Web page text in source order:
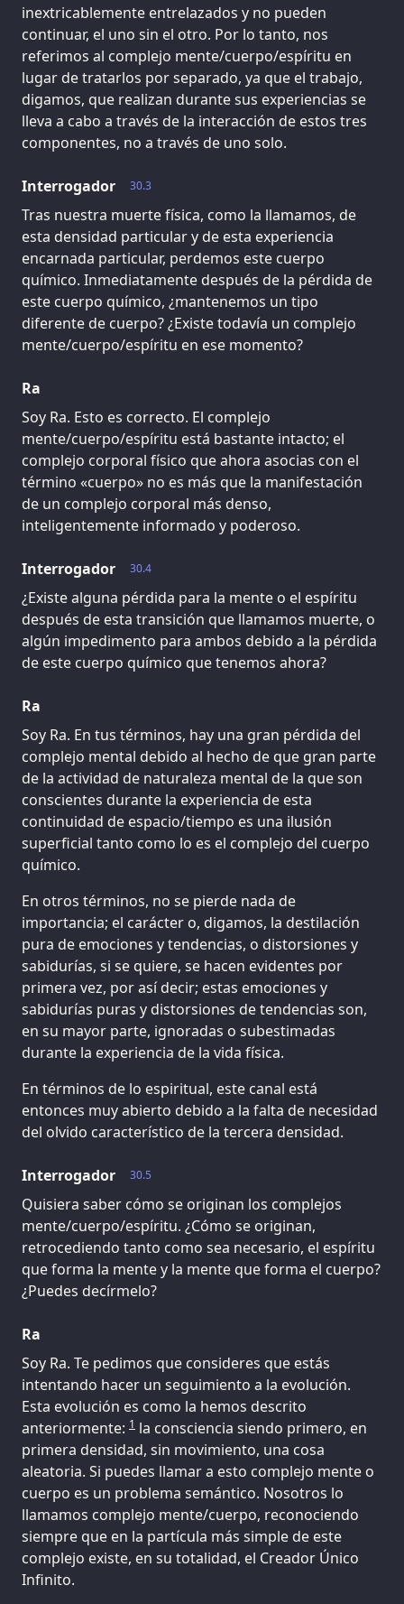
inextricablemente entrelazados y no pueden
continuar, el uno sin el otro. Por lo tanto, nos
referimos al complejo mente/cuerpo/espíritu en
lugar de tratarlos por separado, ya que el trabajo,
digamos, que realizan durante sus experiencias se
lleva a cabo a través de la interacción de estos tres
componentes, no a través de uno solo.
30.3
Interrogador
Tras nuestra muerte física, como la llamamos, de
esta densidad particular y de esta experiencia
encarnada particular, perdemos este cuerpo
químico. Inmediatamente después de la pérdida de
este cuerpo químico, ¿mantenemos un tipo
diferente de cuerpo? ¿Existe todavía un complejo
mente/cuerpo/espíritu en ese momento?
Ra
Soy Ra. Esto es correcto. El complejo
mente/cuerpo/espíritu está bastante intacto; el
complejo corporal físico que ahora asocias con el
término «cuerpo» no es más que la manifestación
de un complejo corporal más denso,
inteligentemente informado y poderoso.
30.4
Interrogador
¿Existe alguna pérdida para la mente o el espíritu
después de esta transición que llamamos muerte, o
algún impedimento para ambos debido a la pérdida
de este cuerpo químico que tenemos ahora?
Ra
Soy Ra. En tus términos, hay una gran pérdida del
complejo mental debido al hecho de que gran parte
de la actividad de naturaleza mental de la que son
conscientes durante la experiencia de esta
continuidad de espacio/tiempo es una ilusión
superficial tanto como lo es el complejo del cuerpo
químico.
En otros términos, no se pierde nada de
importancia; el carácter o, digamos, la destilación
pura de emociones y tendencias, o distorsiones y
sabidurías, si se quiere, se hacen evidentes por
primera vez, por así decir; estas emociones y
sabidurías puras y distorsiones de tendencias son,
en su mayor parte, ignoradas o subestimadas
durante la experiencia de la vida física.
En términos de lo espiritual, este canal está
entonces muy abierto debido a la falta de necesidad
del olvido característico de la tercera densidad.
30.5
Interrogador
Quisiera saber cómo se originan los complejos
mente/cuerpo/espíritu. ¿Cómo se originan,
retrocediendo tanto como sea necesario, el espíritu
que forma la mente y la mente que forma el cuerpo?
¿Puedes decírmelo?
Ra
Soy Ra. Te pedimos que consideres que estás
intentando hacer un seguimiento a la evolución.
Esta evolución es como la hemos descrito
anteriormente: 1 la consciencia siendo primero, en
primera densidad, sin movimiento, una cosa
aleatoria. Si puedes llamar a esto complejo mente o
cuerpo es un problema semántico. Nosotros lo
llamamos complejo mente/cuerpo, reconociendo
siempre que en la partícula más simple de este
complejo existe, en su totalidad, el Creador Único
Infinito.